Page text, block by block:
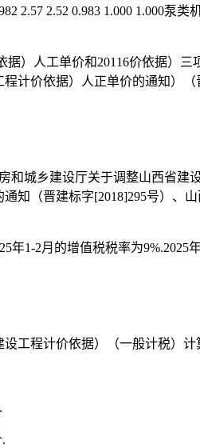
2.57 2.52 0.983 1.000 1.000泵
据）人工单价和20116价依据）
计价依据）人正单价的通知）（
和城乡建设厅关于调整山西省
知（晋建标字[2018]295号）、
年1-2月的增值税税率为9%.2025
设工程计价依据）（一般计税）计